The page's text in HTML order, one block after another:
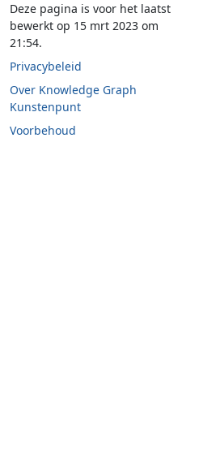
Deze pagina is voor het laatst
bewerkt op 15 mrt 2023 om
21:54.
Privacybeleid
Over Knowledge Graph
Kunstenpunt
Voorbehoud